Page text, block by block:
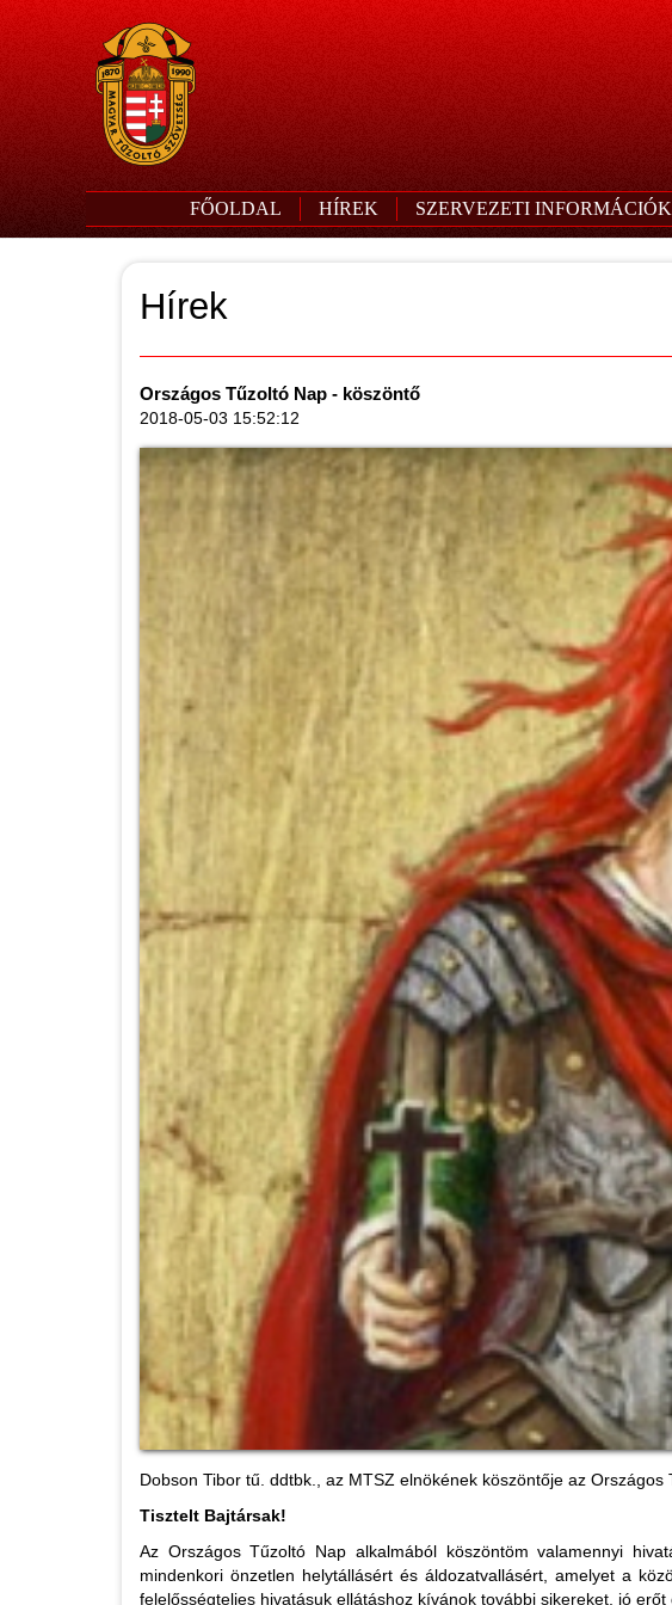
FŐOLDAL HÍREK SZERVEZETI INFORMÁCIÓK
Hírek
Országos Tűzoltó Nap - köszöntő
2018-05-03 15:52:12
Dobson Tibor tű. ddtbk., az MTSZ elnökének köszöntője az Országos
Tisztelt Bajtársak!
Az Országos Tűzoltó Nap alkalmából köszöntöm valamennyi
mindenkori önzetlen helytállásért és áldozatvallásért, amelyet a
felelősségteljes hivatásuk ellátáshoz kívánok további sikereket, jó